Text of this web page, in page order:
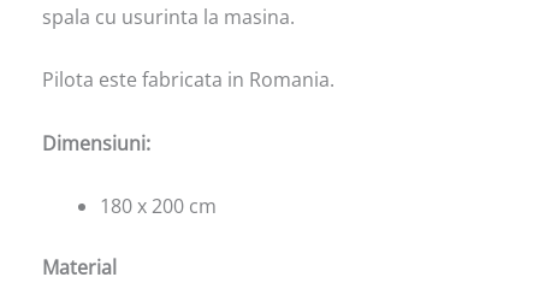
spala cu usurinta la masina.
Pilota este fabricata in Romania.
Dimensiuni:
180 x 200 cm
Material